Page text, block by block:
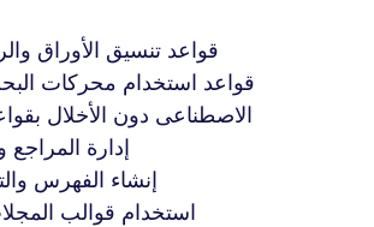
✔️ قواعد تنسيق الأوراق
الاصطناعى دون الأخلال
✔️ إدارة
✔️ إنشاء الفهرس
✔️ استخدام قوالب